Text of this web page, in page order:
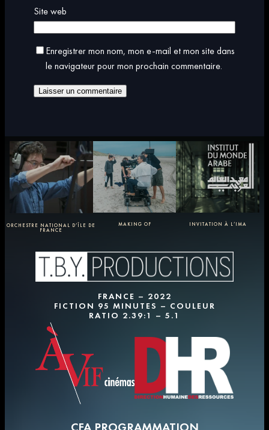
Site web
Enregistrer mon nom, mon e-mail et mon site dans
le navigateur pour mon prochain commentaire.
ORCHESTRE NATIONAL D’ÎLE DE
FRANCE
MAKING OF INVITATION À L’IMA
FRANCE – 2022
FICTION 95 MINUTES – COULEUR
RATIO 2.39:1 – 5.1